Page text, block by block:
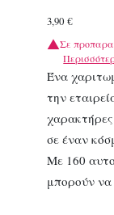
3,90€
Σε
Ένα
την
σε έναν
Με 160
μπορούν να